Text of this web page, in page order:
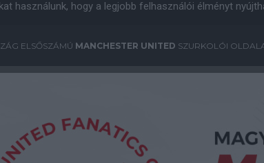
használunk, hogy a legjobb felhasználói élményt
ELSŐSZÁMÚ MANCHESTER UNITED SZURKOLÓI